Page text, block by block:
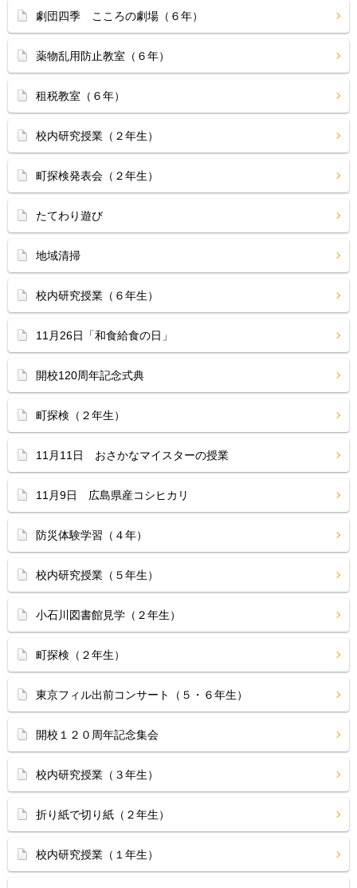
劇団四季 こころの劇場（６年）
薬物乱用防止教室（６年）
租税教室（６年）
校内研究授業（２年生）
町探検発表会（２年生）
たてわり遊び
地域清掃
校内研究授業（６年生）
11月26日「和食給食の日」
開校120周年記念式典
町探検（２年生）
11月11日 おさかなマイスターの授業
11月9日 広島県産コシヒカリ
防災体験学習（４年）
校内研究授業（５年生）
小石川図書館見学（２年生）
町探検（２年生）
東京フィル出前コンサート（５・６年生）
開校１２０周年記念集会
校内研究授業（３年生）
折り紙で切り紙（２年生）
校内研究授業（１年生）